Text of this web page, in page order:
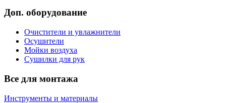
Доп. оборудование
Очистители и увлажнители
Осушители
Мойки воздуха
Сушилки для рук
Все для монтажа
Инструменты и материалы